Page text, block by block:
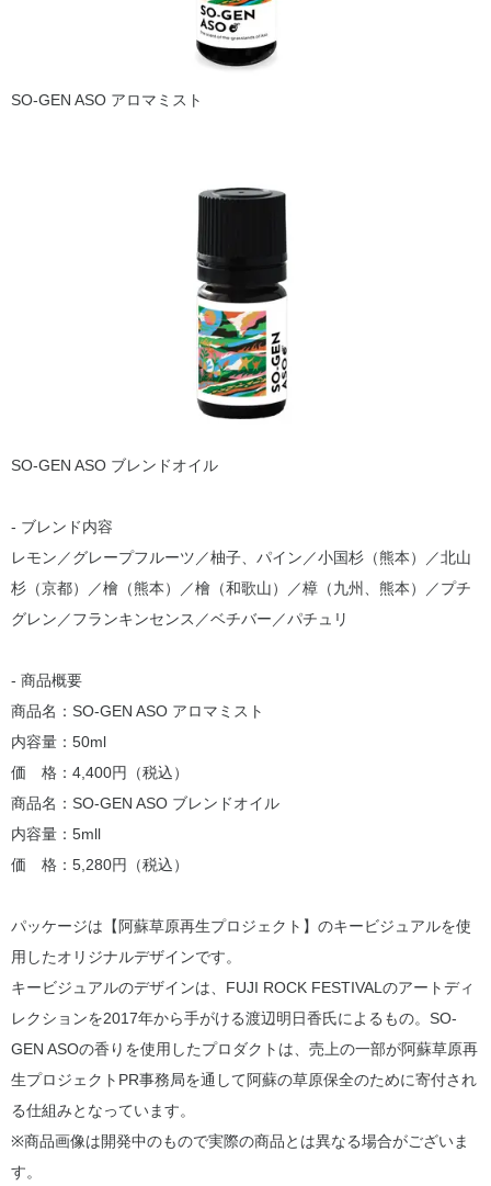
SO-GEN ASO アロマミスト
SO-GEN ASO ブレンドオイル
- ブレンド内容
レモン／グレープフルーツ／柚子、パイン／小国杉（熊本）／北山
杉（京都）／檜（熊本）／檜（和歌山）／樟（九州、熊本）／プチ
グレン／フランキンセンス／ベチバー／パチュリ
- 商品概要
商品名：SO-GEN ASO アロマミスト
内容量：50ml
価 格：4,400円（税込）
商品名：SO-GEN ASO ブレンドオイル
内容量：5mll
価 格：5,280円（税込）
パッケージは【阿蘇草原再生プロジェクト】のキービジュアルを使
用したオリジナルデザインです。
キービジュアルのデザインは、FUJI ROCK FESTIVALのアートディ
レクションを2017年から手がける渡辺明日香氏によるもの。SO-
GEN ASOの香りを使用したプロダクトは、売上の一部が阿蘇草原再
生プロジェクトPR事務局を通して阿蘇の草原保全のために寄付され
る仕組みとなっています。
※商品画像は開発中のもので実際の商品とは異なる場合がございま
す。